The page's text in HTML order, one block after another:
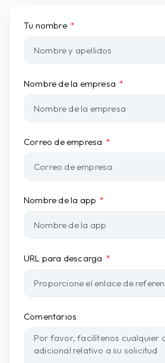
Tu nombre
Nombre de la empresa
Correo de empresa
Nombre de la app
URL para descarga
Comentarios